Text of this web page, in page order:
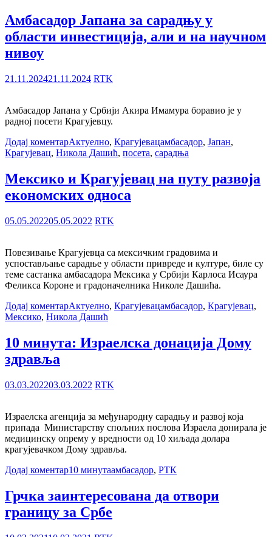
Амбасадор Јапана за сарадњу у
области инвестиција, али и на научном
нивоу
21.11.202421.11.2024 RTK
Амбасадор Јапана у Србији Акира Имамура боравио је у
радној посети Крагујевцу.
Додај коментарАктуелно, Крагујевацамбасадор, Јапан,
Крагујевац, Никола Дашић, посета, сарадња
Мексико и Крагујевац на путу развоја
економских односа
05.05.202205.05.2022 RTK
Повезивање Крагујевца са мексичким градовима и
успостављање сарадње у области привреде и културе, биле су
теме састанка амбасадора Мексика у Србији Карлоса Исаура
Феликса Короне и градоначелника Николе Дашића.
Додај коментарАктуелно, Крагујевацамбасадор, Крагујевац,
Мексико, Никола Дашић
10 минута: Израелска донација Дому
здравља
03.03.202203.03.2022 RTK
Израелска агенција за међународну сарадњу и развој која
припада Министарству спољних послова Израела донирала је
медицинску опрему у вредности од 10 хиљада долара
крагујевачком Дому здравља.
Додај коментар10 минутаамбасадор, РТК
Грчка заинтересована да отвори
границу за Србе